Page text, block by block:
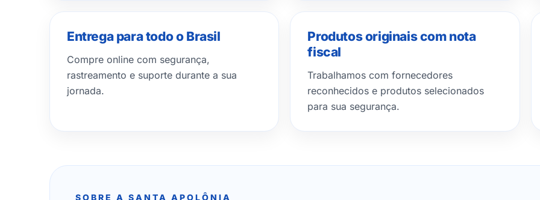
Entrega para todo o Brasil
Compre online com segurança,
rastreamento e suporte durante a sua
jornada.
Produtos originais com nota
fiscal
Trabalhamos com fornecedores
reconhecidos e produtos selecionados
para sua segurança.
SOBRE A SANTA APOLÔNIA